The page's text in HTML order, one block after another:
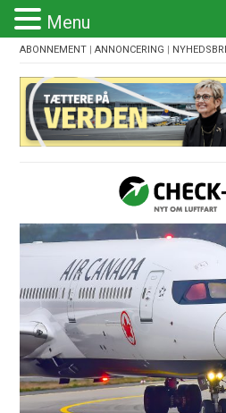
ABONNEMENT |ANNONCERING |
Menu